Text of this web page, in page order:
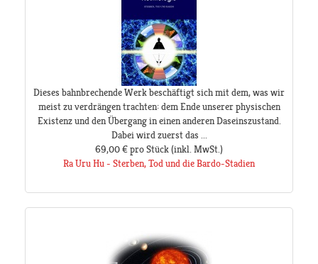
Dieses bahnbrechende Werk beschäftigt sich mit dem, was wir
meist zu verdrängen trachten: dem Ende unserer physischen
Existenz und den Übergang in einen anderen Daseinszustand.
Dabei wird zuerst das ...
69,00 €pro Stück(inkl. MwSt.)
Ra Uru Hu - Sterben, Tod und die Bardo-Stadien